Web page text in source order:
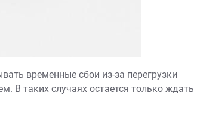
временные сбои из-за перегрузки
В таких случаях остается только ждать